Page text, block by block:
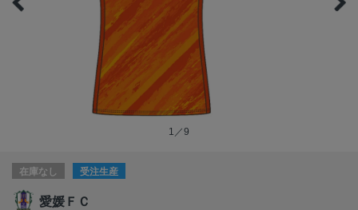
1／9
在庫なし 受注生産
愛媛ＦＣ